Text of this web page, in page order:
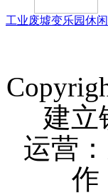
工业废墟变乐园休
建立
运营
作